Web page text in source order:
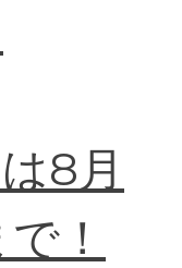
8月
！